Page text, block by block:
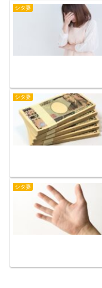
シタ妻
シタ妻
シタ妻